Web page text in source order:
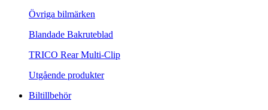
Övriga bilmärken
Blandade Bakruteblad
TRICO Rear Multi-Clip
Utgående produkter
Biltillbehör